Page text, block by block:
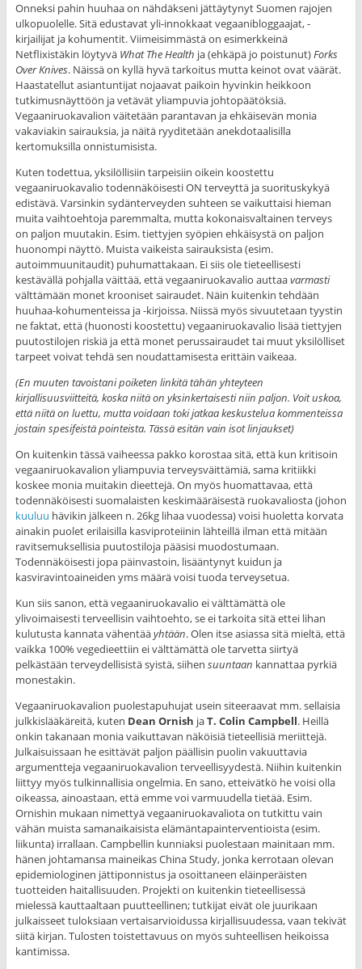
Onneksi pahin huuhaa on nähdäkseni jättäytynyt Suomen rajojen
ulkopuolelle. Sitä edustavat yli-innokkaat vegaanibloggaajat, -
kirjailijat ja kohumentit. Viimeisimmästä on esimerkkeinä
Netflixistäkin löytyväWhat The Health ja (ehkäpä jo poistunut)Forks
Over Knives. Näissä on kyllä hyvä tarkoitus mutta keinot ovat väärät.
Haastatellut asiantuntijat nojaavat paikoin hyvinkin heikkoon
tutkimusnäyttöön ja vetävät yliampuvia johtopäätöksiä.
Vegaaniruokavalion väitetään parantavan ja ehkäisevän monia
vakaviakin sairauksia, ja näitä ryyditetään anekdotaalisilla
kertomuksilla onnistumisista.
Kuten todettua, yksilöllisiin tarpeisiin oikein koostettu
vegaaniruokavalio todennäköisesti ON terveyttä ja suorituskykyä
edistävä. Varsinkin sydänterveyden suhteen se vaikuttaisi hieman
muita vaihtoehtoja paremmalta, mutta kokonaisvaltainen terveys
on paljon muutakin. Esim. tiettyjen syöpien ehkäisystä on paljon
huonompi näyttö. Muista vaikeista sairauksista (esim.
autoimmuunitaudit) puhumattakaan. Ei siis ole tieteellisesti
kestävällä pohjalla väittää, että vegaaniruokavalio auttaavarmasti
välttämään monet krooniset sairaudet. Näin kuitenkin tehdään
huuhaa-kohumenteissa ja -kirjoissa. Niissä myös sivuutetaan tyystin
ne faktat, että (huonosti koostettu) vegaaniruokavalio lisää tiettyjen
puutostilojen riskiä ja että monet perussairaudet tai muut yksilölliset
tarpeet voivat tehdä sen noudattamisesta erittäin vaikeaa.
(En muuten tavoistani poiketen linkitä tähän yhteyteen
kirjallisuusviitteitä, koska niitä on yksinkertaisesti niin paljon. Voit uskoa,
että niitä on luettu, mutta voidaan toki jatkaa keskustelua kommenteissa
jostain spesifeistä pointeista. Tässä esitän vain isot linjaukset)
On kuitenkin tässä vaiheessa pakko korostaa sitä, että kun kritisoin
vegaaniruokavalion yliampuvia terveysväittämiä, sama kritiikki
koskee monia muitakin dieettejä. On myös huomattavaa, että
todennäköisesti suomalaisten keskimääräisestä ruokavaliosta (johon
kuuluu hävikin jälkeen n. 26kg lihaa vuodessa) voisi huoletta korvata
ainakin puolet erilaisilla kasviproteiinin lähteillä ilman että mitään
ravitsemuksellisia puutostiloja pääsisi muodostumaan.
Todennäköisesti jopa päinvastoin, lisääntynyt kuidun ja
kasviravintoaineiden yms määrä voisi tuoda terveysetua.
Kun siis sanon, että vegaaniruokavalio ei välttämättä ole
ylivoimaisesti terveellisin vaihtoehto, se ei tarkoita sitä ettei lihan
kulutusta kannata vähentääyhtään. Olen itse asiassa sitä mieltä, että
vaikka 100% vegedieettiin ei välttämättä ole tarvetta siirtyä
pelkästään terveydellisistä syistä, siihen suuntaan kannattaa pyrkiä
monestakin.
Vegaaniruokavalion puolestapuhujat usein siteeraavat mm. sellaisia
julkkislääkäreitä, kuten Dean Ornish jaT. Colin Campbell. Heillä
onkin takanaan monia vaikuttavan näköisiä tieteellisiä meriittejä.
Julkaisuissaan he esittävät paljon päällisin puolin vakuuttavia
argumentteja vegaaniruokavalion terveellisyydestä. Niihin kuitenkin
liittyy myös tulkinnallisia ongelmia. En sano, etteivätkö he voisi olla
oikeassa, ainoastaan, että emme voi varmuudella tietää. Esim.
Ornishin mukaan nimettyä vegaaniruokavaliota on tutkittu vain
vähän muista samanaikaisista elämäntapainterventioista (esim.
liikunta) irrallaan. Campbellin kunniaksi puolestaan mainitaan mm.
hänen johtamansa maineikas China Study, jonka kerrotaan olevan
epidemiologinen jättiponnistus ja osoittaneen eläinperäisten
tuotteiden haitallisuuden. Projekti on kuitenkin tieteellisessä
mielessä kauttaaltaan puutteellinen; tutkijat eivät ole juurikaan
julkaisseet tuloksiaan vertaisarvioidussa kirjallisuudessa, vaan tekivät
siitä kirjan. Tulosten toistettavuus on myös suhteellisen heikoissa
kantimissa.